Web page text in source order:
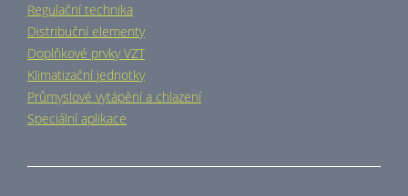
Regulační technika
Distribuční elementy
Doplňkové prvky VZT
Klimatizační jednotky
Průmyslové vytápění a chlazení
Speciální aplikace